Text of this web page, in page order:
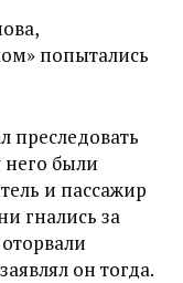
попытались
преследовать
были
и пассажир
гнались за
он тогда.